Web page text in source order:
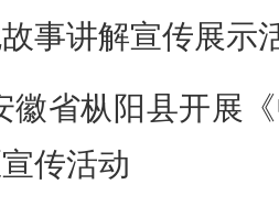
事讲解宣传展示
徽省枞阳县开展
传活动